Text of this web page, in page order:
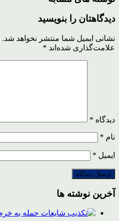
دیدگاهتان را بنویسید
نشانی ایمیل شما منتشر نخواهد شد.
علامت‌گذاری شده‌اند *
دیدگاه *
نام *
ایمیل *
آخرین نوشته ها